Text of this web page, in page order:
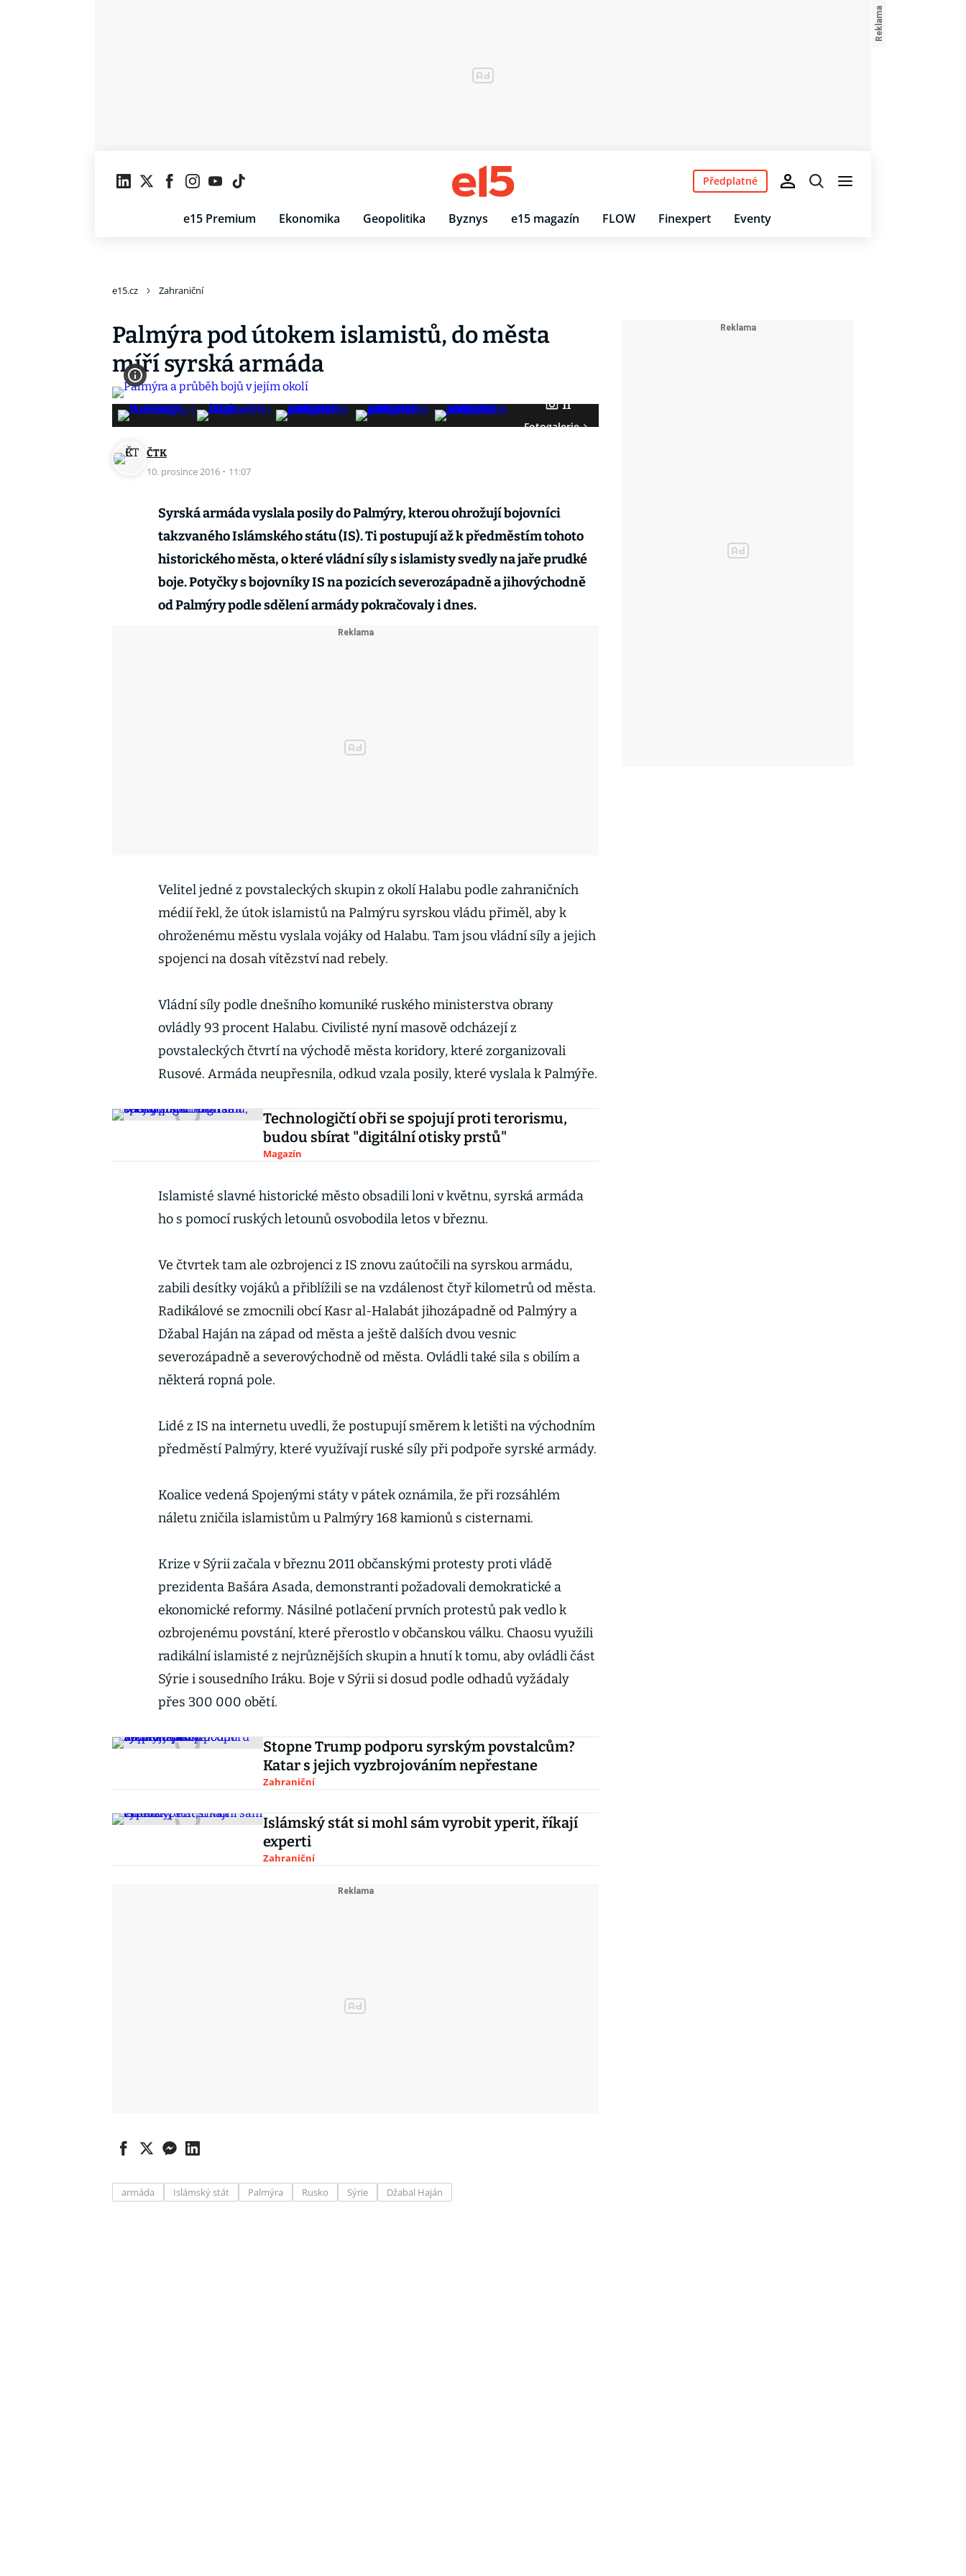
e15 Premium Ekonomika Geopolitika Byznys e15 magazín FLOW Finexpert Eventy
Předplatné
e15.cz Zahraniční
Palmýra pod útokem islamistů, do města
míří syrská armáda
11
Fotogalerie
ČTK
10. prosince 2016 · 11:07
Syrská armáda vyslala posily do Palmýry, kterou ohrožují bojovníci
takzvaného Islámského státu (IS). Ti postupují až k předměstím tohoto
historického města, o které vládní síly s islamisty svedly na jaře prudké
boje. Potyčky s bojovníky IS na pozicích severozápadně a jihovýchodně
od Palmýry podle sdělení armády pokračovaly i dnes.
Velitel jedné z povstaleckých skupin z okolí Halabu podle zahraničních
médií řekl, že útok islamistů na Palmýru syrskou vládu přiměl, aby k
ohroženému městu vyslala vojáky od Halabu. Tam jsou vládní síly a jejich
spojenci na dosah vítězství nad rebely.
Vládní síly podle dnešního komuniké ruského ministerstva obrany
ovládly 93 procent Halabu. Civilisté nyní masově odcházejí z
povstaleckých čtvrtí na východě města koridory, které zorganizovali
Rusové. Armáda neupřesnila, odkud vzala posily, které vyslala k Palmýře.
Technologičtí obři se spojují proti terorismu,
budou sbírat "digitální otisky prstů"
Magazín
Islamisté slavné historické město obsadili loni v květnu, syrská armáda
ho s pomocí ruských letounů osvobodila letos v březnu.
Ve čtvrtek tam ale ozbrojenci z IS znovu zaútočili na syrskou armádu,
zabili desítky vojáků a přiblížili se na vzdálenost čtyř kilometrů od města.
Radikálové se zmocnili obcí Kasr al-Halabát jihozápadně od Palmýry a
Džabal Haján na západ od města a ještě dalších dvou vesnic
severozápadně a severovýchodně od města. Ovládli také sila s obilím a
některá ropná pole.
Lidé z IS na internetu uvedli, že postupují směrem k letišti na východním
předměstí Palmýry, které využívají ruské síly při podpoře syrské armády.
Koalice vedená Spojenými státy v pátek oznámila, že při rozsáhlém
náletu zničila islamistům u Palmýry 168 kamionů s cisternami.
Krize v Sýrii začala v březnu 2011 občanskými protesty proti vládě
prezidenta Bašára Asada, demonstranti požadovali demokratické a
ekonomické reformy. Násilné potlačení prvních protestů pak vedlo k
ozbrojenému povstání, které přerostlo v občanskou válku. Chaosu využili
radikální islamisté z nejrůznějších skupin a hnutí k tomu, aby ovládli část
Sýrie i sousedního Iráku. Boje v Sýrii si dosud podle odhadů vyžádaly
přes 300 000 obětí.
Stopne Trump podporu syrským povstalcům?
Katar s jejich vyzbrojováním nepřestane
Zahraniční
Islámský stát si mohl sám vyrobit yperit, říkají
experti
Zahraniční
armáda Islámský stát Palmýra Rusko Sýrie Džabal Haján